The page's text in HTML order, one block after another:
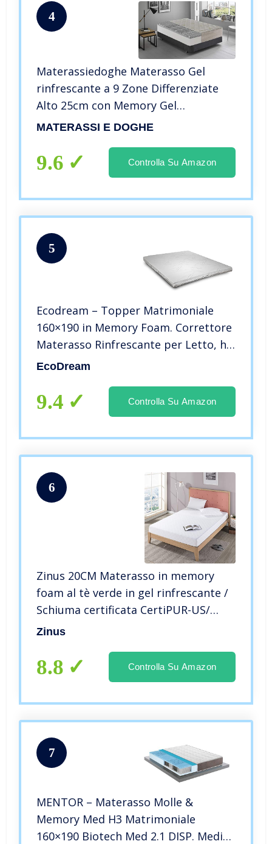
4
Materassiedoghe Materasso Gel
rinfrescante a 9 Zone Differenziate
Alto 25cm con Memory Gel
Ortopedico Certificato Presidio
FISCALE (Con Memory Gel, 160×190)
MATERASSI E DOGHE
9.6 Controlla Su Amazon
5
Ecodream – Topper Matrimoniale
160×190 in Memory Foam. Correttore
Materasso Rinfrescante per Letto, h
5 cm, con Fodera Silver Sfoderabile
Made in Italy.
EcoDream
9.4 Controlla Su Amazon
6
Zinus 20CM Materasso in memory
foam al tè verde in gel rinfrescante /
Schiuma certificata CertiPUR-US/
Materasso in a box/ Certificato Oeko-
Zinus
8.8 Controlla Su Amazon
7
MENTOR – Materasso Molle &
Memory Med H3 Matrimoniale
160×190 Biotech Med 2.1 DISP. Medico